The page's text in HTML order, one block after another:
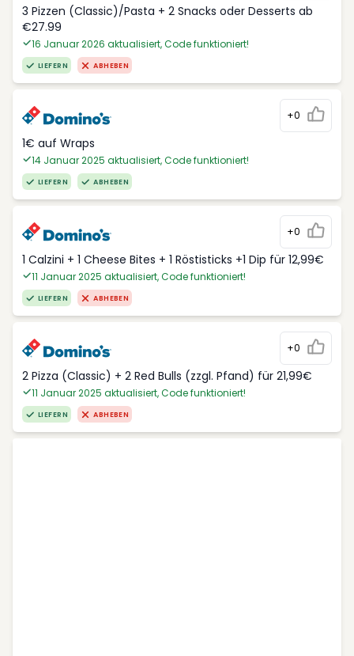
3 Pizzen (Classic)/Pasta + 2 Snacks oder Desserts ab
€27.99
16 Januar 2026 aktualisiert, Code funktioniert!
LIEFERN ABHEBEN
+0
1€ auf Wraps
14 Januar 2025 aktualisiert, Code funktioniert!
LIEFERN ABHEBEN
+0
1 Calzini + 1 Cheese Bites + 1 Röstisticks +1 Dip für 12,99€
11 Januar 2025 aktualisiert, Code funktioniert!
LIEFERN ABHEBEN
+0
2 Pizza (Classic) + 2 Red Bulls (zzgl. Pfand) für 21,99€
11 Januar 2025 aktualisiert, Code funktioniert!
LIEFERN ABHEBEN